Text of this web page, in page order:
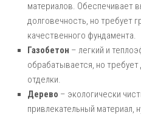
материалов. Обеспечивает
долговечность, но требует
качественного фундамента.
Газобетон – легкий и
обрабатывается, но
отделки.
Дерево – экологически
привлекательный материал,